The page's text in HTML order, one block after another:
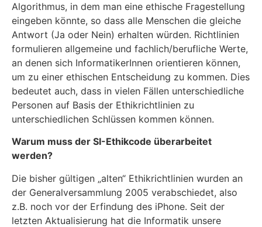
Algorithmus, in dem man eine ethische Fragestellung
eingeben könnte, so dass alle Menschen die gleiche
Antwort (Ja oder Nein) erhalten würden. Richtlinien
formulieren allgemeine und fachlich/berufliche Werte,
an denen sich InformatikerInnen orientieren können,
um zu einer ethischen Entscheidung zu kommen. Dies
bedeutet auch, dass in vielen Fällen unterschiedliche
Personen auf Basis der Ethikrichtlinien zu
unterschiedlichen Schlüssen kommen können.
Warum muss der SI-Ethikcode überarbeitet
werden?
Die bisher gültigen „alten“ Ethikrichtlinien wurden an
der Generalversammlung 2005 verabschiedet, also
z.B. noch vor der Erfindung des iPhone. Seit der
letzten Aktualisierung hat die Informatik unsere